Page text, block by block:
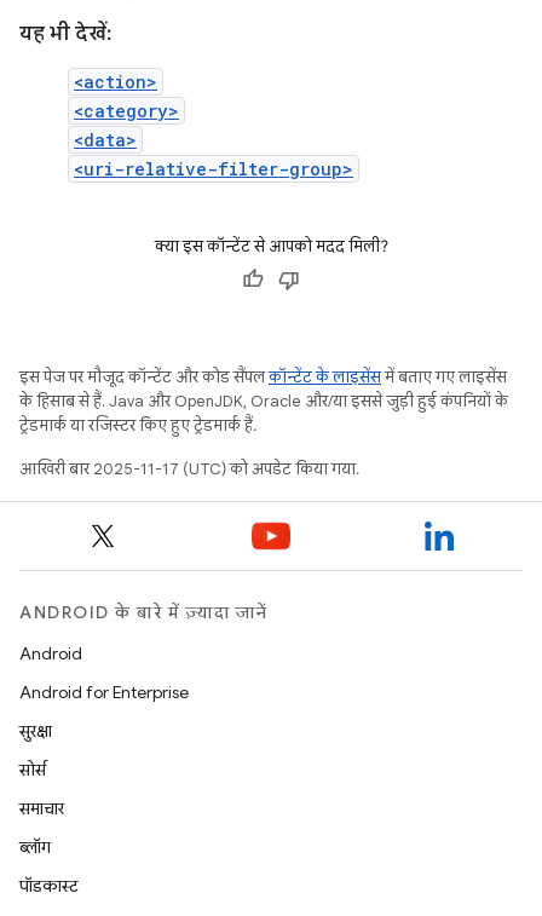
यह भी देखें:
<action>
<category>
<data>
<uri-relative-filter-group>
क्या इस कॉन्टेंट से आपको मदद मिली?
इस पेज पर मौजूद कॉन्टेंट और कोड सैंपलकॉन्टेंट के लाइसेंसमें बताए गए लाइसेंस
के हिसाब से हैं. Java और OpenJDK, Oracle और/या इससे जुड़ी हुई कंपनियों के
ट्रेडमार्क या रजिस्टर किए हुए ट्रेडमार्क हैं.
आखिरी बार 2025-11-17 (UTC) को अपडेट किया गया.
ANDROID के बारे में ज़्यादा जानें
Android
Android for Enterprise
सुरक्षा
सोर्स
समाचार
ब्लॉग
पॉडकास्ट